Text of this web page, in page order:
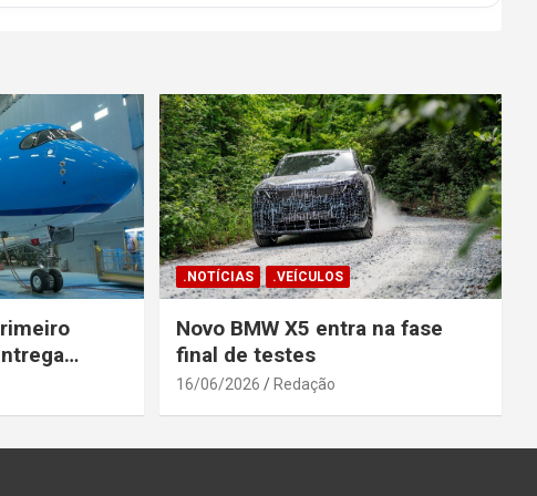
agosto
.NOTÍCIAS .VEÍCULOS
Novo BMW X5 entra na fase
final de testes
16/06/2026 Redação